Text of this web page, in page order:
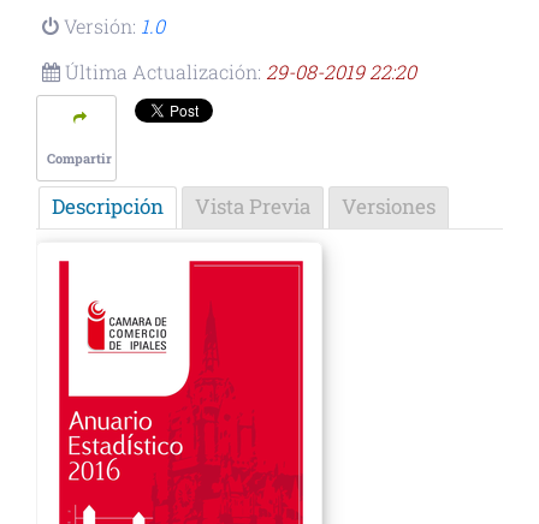
Versión: 1.0
Última Actualización: 29-08-2019 22:20
Compartir
Descripción Vista Previa Versiones